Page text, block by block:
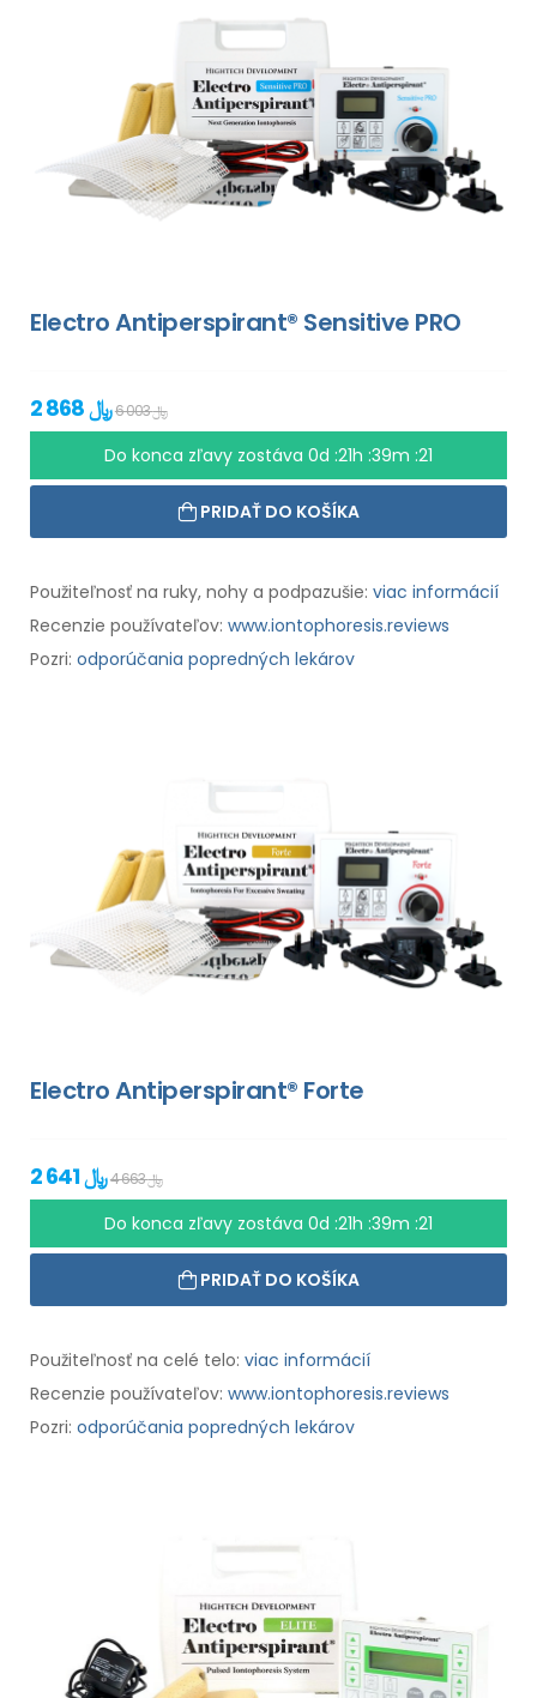
Electro Antiperspirant® Sensitive PRO
2 868 ﷼ 6 003 ﷼
Do konca zľavy zostáva 0d :21h :39m :20
PRIDAŤ DO KOŠÍKA
Použiteľnosť na ruky, nohy a podpazušie: viac informácií
Recenzie používateľov: www.iontophoresis.reviews
Pozri: odporúčania popredných lekárov
Electro Antiperspirant® Forte
2 641 ﷼ 4 663 ﷼
Do konca zľavy zostáva 0d :21h :39m :20
PRIDAŤ DO KOŠÍKA
Použiteľnosť na celé telo: viac informácií
Recenzie používateľov: www.iontophoresis.reviews
Pozri: odporúčania popredných lekárov